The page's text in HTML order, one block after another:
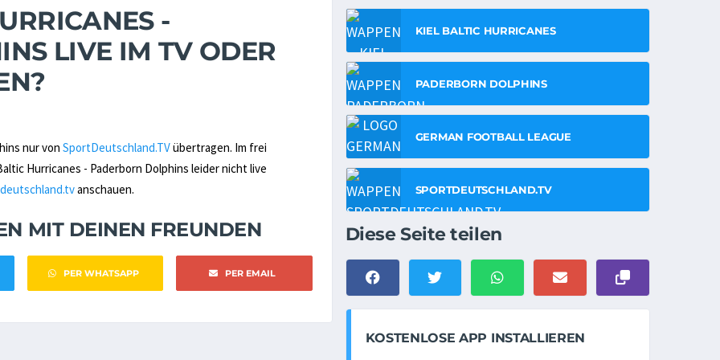
-
LIVE IM TV ODER
nur von SportDeutschland.TVübertragen. Im frei
Hurricanes - Paderborn Dolphins leider nicht live
anschauen.
MIT DEINEN FREUNDEN
PER WHATSAPP PER EMAIL
KIEL BALTIC HURRICANES
PADERBORN DOLPHINS
GERMAN FOOTBALL LEAGUE
SPORTDEUTSCHLAND.TV
Diese Seite teilen
KOSTENLOSE APP INSTALLIEREN